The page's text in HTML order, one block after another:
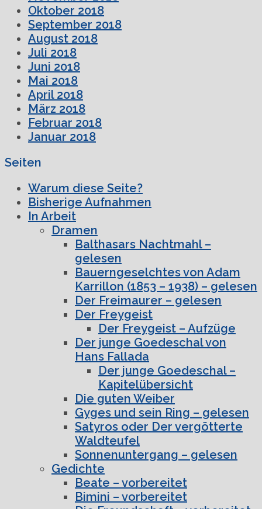
Oktober 2018
September 2018
August 2018
Juli 2018
Juni 2018
Mai 2018
April 2018
März 2018
Februar 2018
Januar 2018
Seiten
Warum diese Seite?
Bisherige Aufnahmen
In Arbeit
Dramen
Balthasars Nachtmahl –
gelesen
Bauerngeselchtes von Adam
Karrillon (1853 – 1938) – gelesen
Der Freimaurer – gelesen
Der Freygeist
Der Freygeist – Aufzüge
Der junge Goedeschal von
Hans Fallada
Der junge Goedeschal –
Kapitelübersicht
Die guten Weiber
Gyges und sein Ring – gelesen
Satyros oder Der vergötterte
Waldteufel
Sonnenuntergang – gelesen
Gedichte
Beate – vorbereitet
Bimini – vorbereitet